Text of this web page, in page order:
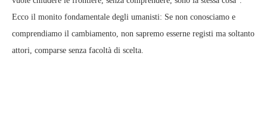
Ecco il monito fondamentale degli umanisti: Se non conosciamo e
comprendiamo il cambiamento, non sapremo esserne registi ma soltanto
attori, comparse senza facoltà di scelta.